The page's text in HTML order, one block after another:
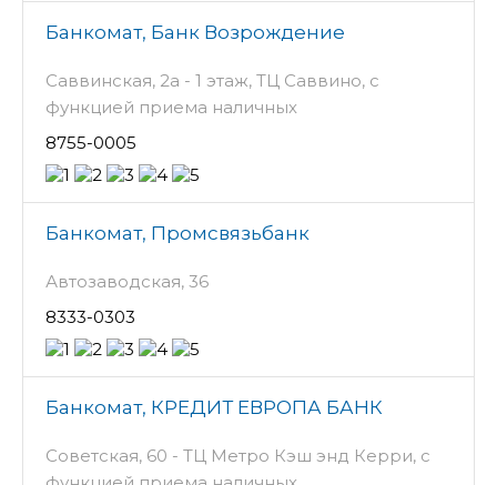
Банкомат, Банк Возрождение
Саввинская, 2а - 1 этаж, ТЦ Саввино, с
функцией приема наличных
8755-0005
Банкомат, Промсвязьбанк
Автозаводская, 36
8333-0303
Банкомат, КРЕДИТ ЕВРОПА БАНК
Советская, 60 - ТЦ Метро Кэш энд Керри, с